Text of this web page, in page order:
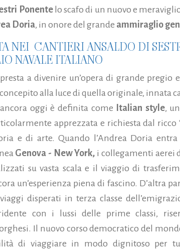
Ponentelo scafo di un nuovo e
Doria, in onore del grande ammiraglio
NEI CANTIERI ANSALDO DI
NAVALE ITALIANO
a divenire un’opera di grande pregio
alla luce di quella originale, innata
oggi è definita come Italian style,
apprezzata e richiesta dal ricco
e di arte. Quando l’Andrea Doria
Genova - New York, i collegamenti aerei
su vasta scala e il viaggio di
un’esperienza piena di fascino. D’altra
disperati in terza classe
con i lussi delle prime classi,
Il nuovo corso democratico del
di viaggiare in modo dignitoso per